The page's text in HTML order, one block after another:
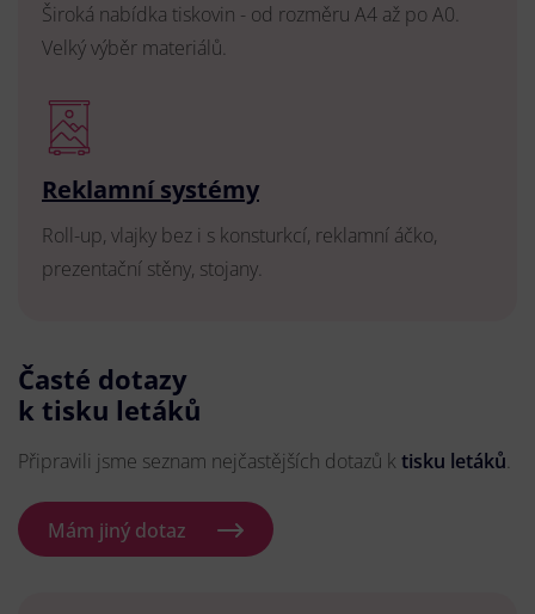
Široká nabídka tiskovin - od rozměru A4 až po A0.
Velký výběr materiálů.
Reklamní systémy
Roll-up, vlajky bez i s konsturkcí, reklamní áčko,
prezentační stěny, stojany.
Časté dotazy
k tisku letáků
Připravili jsme seznam nejčastějších dotazů k tisku letáků.
Mám jiný dotaz